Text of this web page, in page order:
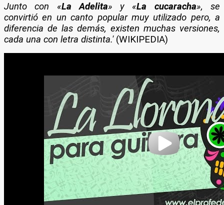
Junto con «La Adelita» y «La cucaracha», se
convirtió en un canto popular muy utilizado pero, a
diferencia de las demás, existen muchas versiones,
cada una con letra distinta.'(WIKIPEDIA)